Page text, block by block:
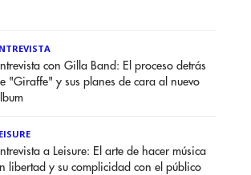
con Gilla Band: El proceso detrás
"Giraffe" y sus planes de cara al nuevo
a Leisure: El arte de hacer música
libertad y su complicidad con el público